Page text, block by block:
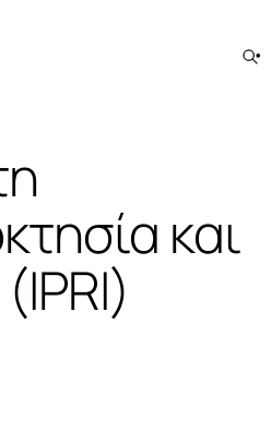
και